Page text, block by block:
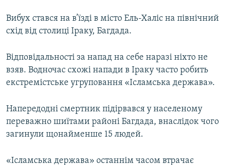
ДОЛУЧАЙСЯ!
Усі сайти RFE/RL
Вибух стався на в’їзді в місто Ель-Халіс на північний
схід від столиці Іраку, Багдада.
Відповідальності за напад на себе наразі ніхто не
взяв. Водночас схожі напади в Іраку часто робить
екстремістське угруповання «Ісламська держава».
Напередодні смертник підірвався у населеному
переважно шиїтами районі Багдада, внаслідок чого
загинули щонайменше 15 людей.
«Ісламська держава» останнім часом втрачає